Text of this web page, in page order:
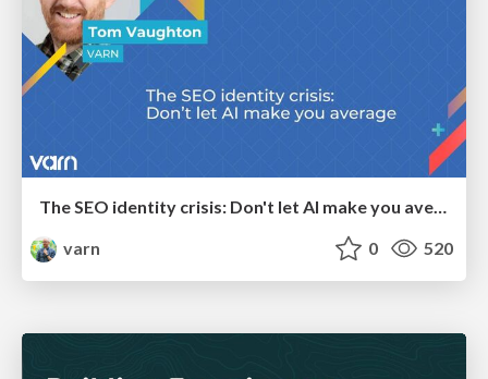
The SEO identity crisis: Don't let AI make you average
varn
0 520